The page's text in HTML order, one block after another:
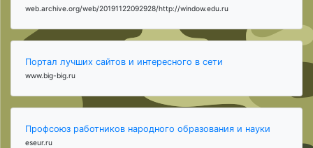
web.archive.org/web/20191122092928/http://window.edu.ru
Портал лучших сайтов и интересного в сети
www.big-big.ru
Профсоюз работников народного образования и науки
eseur.ru